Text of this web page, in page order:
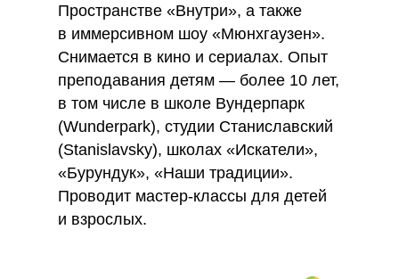
Пространстве «Внутри», а также
в иммерсивном шоу «Мюнхгаузен».
Снимается в кино и сериалах. Опыт
преподавания детям — более 10 лет,
в том числе в школе Вундерпарк
(Wunderpark), студии Станиславский
(Stanislavsky), школах «Искатели»,
«Бурундук», «Наши традиции».
Проводит мастер-классы для детей
и взрослых.